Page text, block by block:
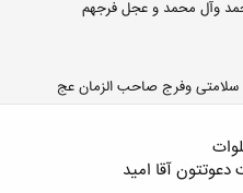
وآل محمد و عجل فرجهم
آقا امید